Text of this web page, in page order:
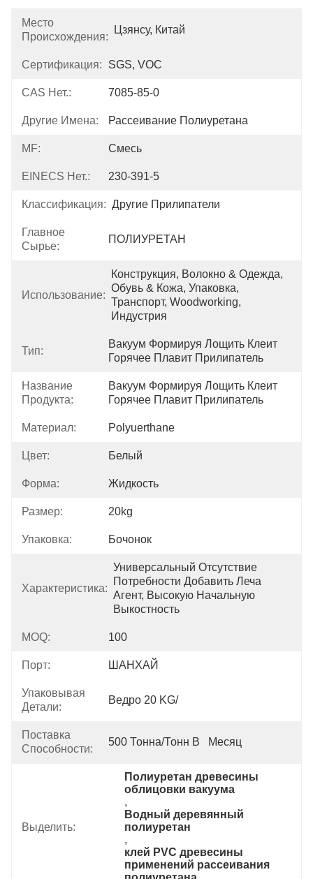
Место
Происхождения:
Цзянсу, Китай
Сертификация: SGS, VOC
CAS Нет.: 7085-85-0
Другие Имена: Рассеивание Полиуретана
MF: Смесь
EINECS Нет.: 230-391-5
Классификация: Другие Прилипатели
Главное
Сырье:
ПОЛИУРЕТАН
Использование:
Конструкция, Волокно & Одежда,
Обувь & Кожа, Упаковка,
Транспорт, Woodworking,
Индустрия
Тип:
Вакуум Формируя Лощить Клеит
Горячее Плавит Прилипатель
Название
Продукта:
Вакуум Формируя Лощить Клеит
Горячее Плавит Прилипатель
Материал: Polyuerthane
Цвет: Белый
Форма: Жидкость
Размер: 20kg
Упаковка: Бочонок
Характеристика:
Универсальный Отсутствие
Потребности Добавить Леча
Агент, Высокую Начальную
Выкостность
MOQ: 100
Порт: ШАНХАЙ
Упаковывая
Детали:
Ведро 20 KG/
Поставка
Способности:
500 Тонна/тонн В   Месяц
Выделить:
Полиуретан древесины
облицовки вакуума
,
Водный деревянный
полиуретан
,
клей PVC древесины
применений рассеивания